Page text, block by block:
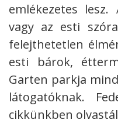
emlékezetes
vagy az esti
felejthetetlen
esti bárok,
Garten parkja
látogatóknak.
cikkünkben